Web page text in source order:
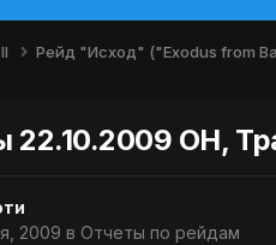
Рейд "Исход" ("Exodus from
22.10.2009 ОН,
2009 в Отчеты по рейдам